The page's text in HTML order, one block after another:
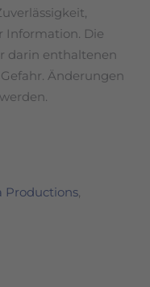
Information. Die
darin enthaltenen
Änderungen
Productions,